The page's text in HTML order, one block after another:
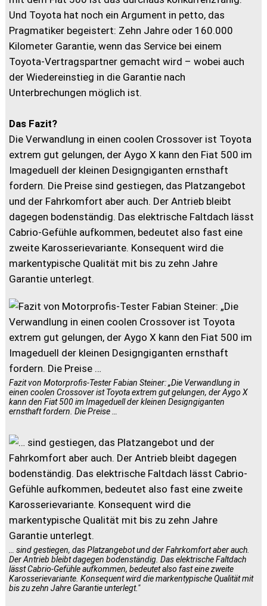
Und Toyota hat noch ein Argument in petto, das
Pragmatiker begeistert: Zehn Jahre oder 160.000
Kilometer Garantie, wenn das Service bei einem
Toyota-Vertragspartner gemacht wird – wobei auch
der Wiedereinstieg in die Garantie nach
Unterbrechungen möglich ist.
Das Fazit?
Die Verwandlung in einen coolen Crossover ist Toyota
extrem gut gelungen, der Aygo X kann den Fiat 500 im
Imageduell der kleinen Designgiganten ernsthaft
fordern. Die Preise sind gestiegen, das Platzangebot
und der Fahrkomfort aber auch. Der Antrieb bleibt
dagegen bodenständig. Das elektrische Faltdach lässt
Cabrio-Gefühle aufkommen, bedeutet also fast eine
zweite Karosserievariante. Konsequent wird die
markentypische Qualität mit bis zu zehn Jahre
Garantie unterlegt.
Fazit von Motorprofis-Tester Fabian Steiner: „Die Verwandlung in
einen coolen Crossover ist Toyota extrem gut gelungen, der Aygo X
kann den Fiat 500 im Imageduell der kleinen Designgiganten
ernsthaft fordern. Die Preise …
… sind gestiegen, das Platzangebot und der Fahrkomfort aber auch.
Der Antrieb bleibt dagegen bodenständig. Das elektrische Faltdach
lässt Cabrio-Gefühle aufkommen, bedeutet also fast eine zweite
Karosserievariante. Konsequent wird die markentypische Qualität mit
bis zu zehn Jahre Garantie unterlegt."